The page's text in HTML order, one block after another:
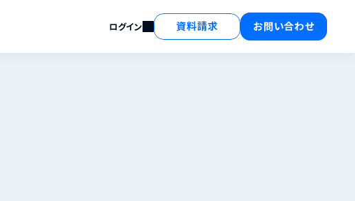
ログイン 資料請求 お問い合わせ